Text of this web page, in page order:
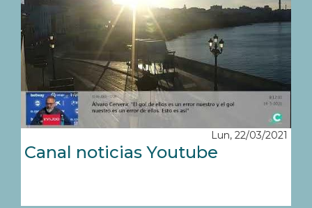
Lun, 22/03/2021
Canal noticias Youtube